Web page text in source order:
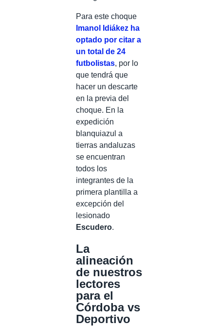
Para este choque
Imanol Idiákez ha
optado por citar a
un total de 24
futbolistas, por lo
que tendrá que
hacer un descarte
en la previa del
choque. En la
expedición
blanquiazul a
tierras andaluzas
se encuentran
todos los
integrantes de la
primera plantilla a
excepción del
lesionado
Escudero.
La
alineación
de nuestros
lectores
para el
Córdoba vs
Deportivo